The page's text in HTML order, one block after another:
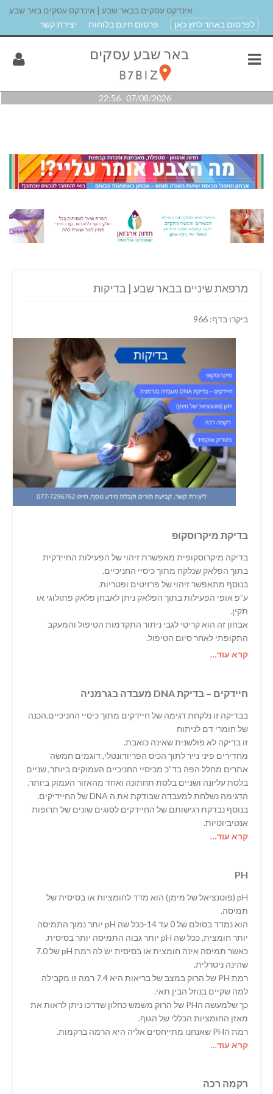
אינדקס עסקים בבאר שבע | אינדקס עסקים באר שבע
לפרסום באתר לחץ כאן
פרסום חינם בלוחות יצירת קשר
07/08/2026 22:56
מרפאת שיניים בבאר שבע | בדיקות
ביקרו בדף: 966
בדיקת מיקרוסקופ
בדיקה מיקרוסקופית מאפשרת זיהוי של הפעילות החיידקית
בתוך הפלאק שנלקח מתוך כיסיי החניכיים.
בנוסף מתאפשר זיהוי של פרזיטים ופטריות.
ע”פ אופי הפעילות בתוך הפלאק ניתן לאבחן פלאק פתולוגי או
תקין.
אבחון זה הוא קריטי לגבי ניתור התקדמות הטיפול והמעקב
התקופתי לאחר סיום הטיפול.
קרא עוד…
חיידקים – בדיקת DNA מעבדה בגרמניה
בבדיקה זו נלקחת דגימה של חיידקים מתוך כיסיי החניכיים.הכנה
של חומרי דם לניתוח
זו בדיקה לא פולשנית שאינה כואבת.
מחדירים פיני נייר לתוך הכיס הפריודונטלי, דוגמים חמשה
אתרים מחלל הפה בד”כ מכיסיי החניכיים העמוקים ביותר, שניים
בלסת עליונה ושניים בלסת תחתונה ואחד מהאזור העמוק ביותר.
הדגימה נשלחת למעבדה שבודקת את ה DNA של החיידיקים.
בנוסף נבדקת רגישותם של החיידקים לסוגים שונים של תרופות
אנטיביוטיות.
קרא עוד…
PH
pH (פוטנציאל של מימן) הוא מדד לחומציות או בסיסית של
תמיסה.
הוא נמדד בסולם של 0 עד 14-ככל שה pH יותר נמוך התמיסה
יותר חומצית, ככל שה pH יותר גבוה התמיסה יותר בסיסית.
כאשר תמיסה אינה חומצית או בסיסית יש לה רמת pH של 7.0
שהינה ניטרלית.
רמת PH של הרוק במצב של בריאות היא 7.4 רמה זו מקבילה
למה שקיים בנוזל הבין תאי.
כך שלמעשה הPH של הרוק משמש כחלון שדרכו ניתן לראות את
מאזן החומציות הכללי של הגוף.
רמת הPH שאנחנו מתייחסים אליה היא הרמה ברקמות.
קרא עוד…
רקמה רכה